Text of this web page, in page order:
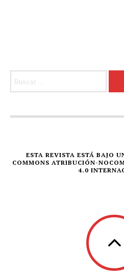
ESTA REVISTA ESTÁ BAJO
COMMONS ATRIBUCIÓN-
4.0